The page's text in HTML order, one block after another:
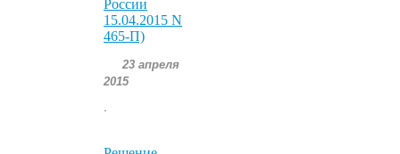
России
15.04.2015 N
465-П)
23 апреля
2015
.